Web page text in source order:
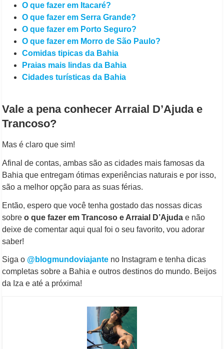
O que fazer em Itacaré?
O que fazer em Serra Grande?
O que fazer em Porto Seguro?
O que fazer em Morro de São Paulo?
Comidas tipicas da Bahia
Praias mais lindas da Bahia
Cidades turísticas da Bahia
Vale a pena conhecer Arraial D’Ajuda e
Trancoso?
Mas é claro que sim!
Afinal de contas, ambas são as cidades mais famosas da
Bahia que entregam ótimas experiências naturais e por isso,
são a melhor opção para as suas férias.
Então, espero que você tenha gostado das nossas dicas
sobre o que fazer em Trancoso e Arraial D’Ajuda e não
deixe de comentar aqui qual foi o seu favorito, vou adorar
saber!
Siga o @blogmundoviajante no Instagram e tenha dicas
completas sobre a Bahia e outros destinos do mundo. Beijos
da Iza e até a próxima!